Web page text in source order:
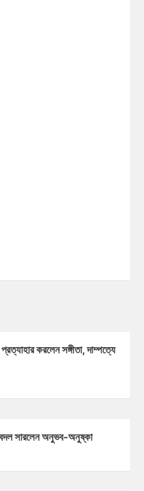
করলেন সঙ্গীতা, দাম্পত্যে
বদল সারলেন অনুভব-অনুষ্কা